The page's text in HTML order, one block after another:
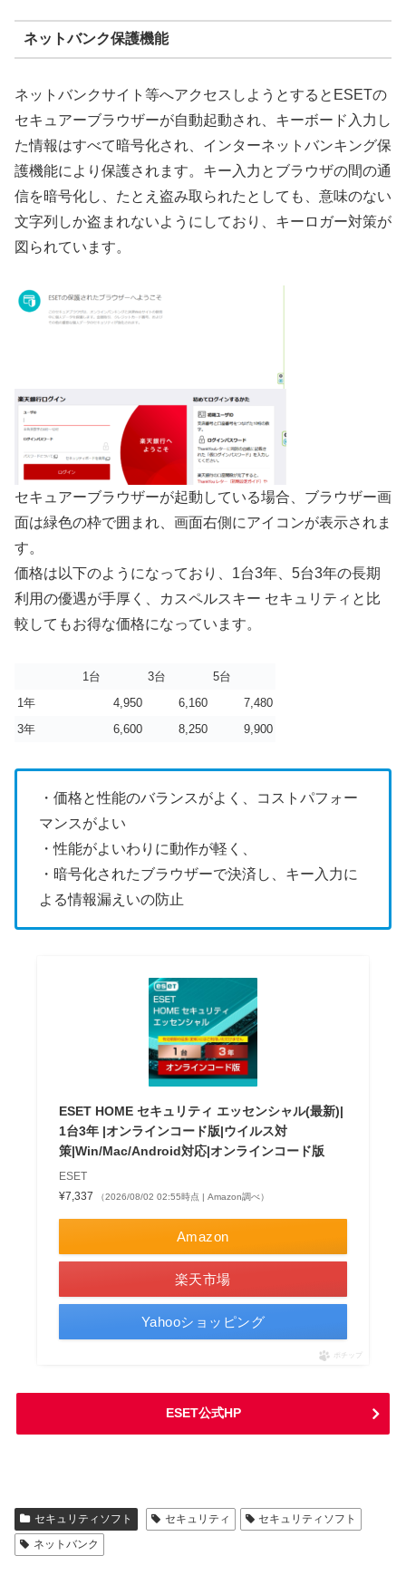
ネットバンク保護機能
ネットバンクサイト等へアクセスしようとするとESETの
セキュアーブラウザーが自動起動され、キーボード入力し
た情報はすべて暗号化され、インターネットバンキング保
護機能により保護されます。キー入力とブラウザの間の通
信を暗号化し、たとえ盗み取られたとしても、意味のない
文字列しか盗まれないようにしており、キーロガー対策が
図られています。
セキュアーブラウザーが起動している場合、ブラウザー画
面は緑色の枠で囲まれ、画面右側にアイコンが表示されま
す。
価格は以下のようになっており、1台3年、5台3年の長期
利用の優遇が手厚く、カスペルスキー セキュリティと比
較してもお得な価格になっています。
1台 3台
5台
1年
4,950 6,160
7,480
3年
6,600 8,250 9,900
・価格と性能のバランスがよく、コストパフォー
マンスがよい
・性能がよいわりに動作が軽く、
・暗号化されたブラウザーで決済し、キー入力に
よる情報漏えいの防止
ESET HOME セキュリティ エッセンシャル(最新)|
1台3年 |オンラインコード版|ウイルス対
策|Win/Mac/Android対応|オンラインコード版
ESET
¥7,337
（2026/08/02 02:55時点 | Amazon調べ）
Amazon
楽天市場
Yahooショッピング
ポチップ
ESET公式HP
セキュリティソフト セキュリティ
セキュリティソフト
ネットバンク